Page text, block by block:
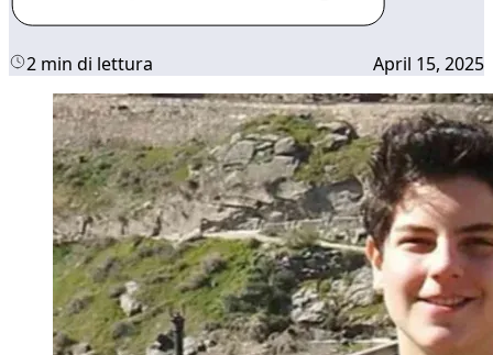
2 min di lettura April 15, 2025